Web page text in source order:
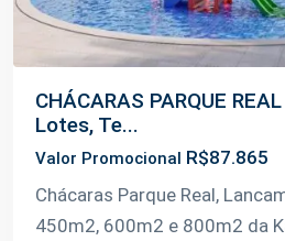
CHÁCARAS PARQUE
Lotes, Te...
Valor Promocional R$87.865
Chácaras Parque Real,
450m2, 600m2 e 800m2 da
Km